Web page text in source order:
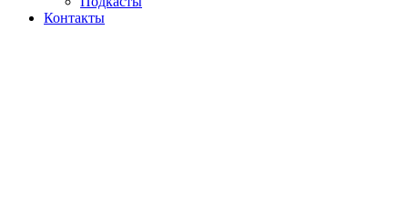
Контакты